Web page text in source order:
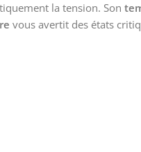
la tension. Son
vous avertit des états